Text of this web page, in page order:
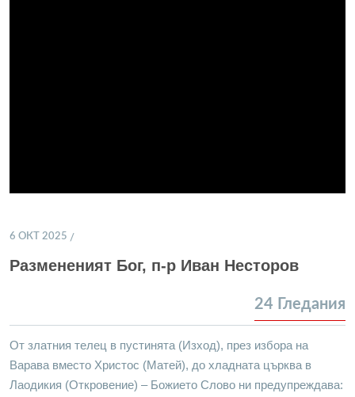
6 ОКТ 2025
Размененият Бог, п-р Иван Несторов
24 Гледания
От златния телец в пустинята (Изход), през избора на
Варава вместо Христос (Матей), до хладната църква в
Лаодикия (Откровение) – Божието Слово ни предупреждава: